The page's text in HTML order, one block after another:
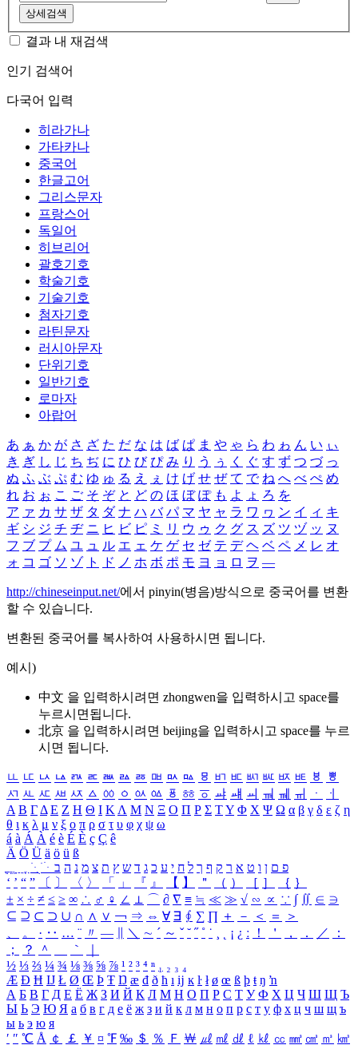
상세검색
결과 내 재검색
인기 검색어
다국어 입력
히라가나
가타카나
중국어
한글고어
그리스문자
프랑스어
독일어
히브리어
괄호기호
학술기호
기술기호
첨자기호
라틴문자
러시아문자
단위기호
일반기호
로마자
아랍어
あ ぁ か が さ ざ た だ な は ば ぱ ま や ゃ ら わ ゎ ん い ぃ
き ぎ し じ ち ぢ に ひ び ぴ み り う ぅ く ぐ す ず つ づ っ
ぬ ふ ぶ ぷ む ゆ ゅ る え ぇ け げ せ ぜ て で ね へ べ ぺ め
れ お ぉ こ ご そ ぞ と ど の ほ ぼ ぽ も よ ょ ろ を
ア ァ カ サ ザ タ ダ ナ ハ バ パ マ ヤ ャ ラ ワ ヮ ン イ ィ キ
ギ シ ジ チ ヂ ニ ヒ ビ ピ ミ リ ウ ゥ ク グ ス ズ ツ ヅ ッ ヌ
フ ブ プ ム ユ ュ ル エ ェ ケ ゲ セ ゼ テ デ ヘ ベ ペ メ レ オ
ォ コ ゴ ソ ゾ ト ド ノ ホ ボ ポ モ ヨ ョ ロ ヲ ―
http://chineseinput.net/에서 pinyin(병음)방식으로 중국어를 변환
할 수 있습니다.
변환된 중국어를 복사하여 사용하시면 됩니다.
예시)
中文 을 입력하시려면 zhongwen을 입력하시고 space를
누르시면됩니다.
北京 을 입력하시려면 beijing을 입력하시고 space를 누르
시면 됩니다.
ㅥ ㅦ ㅧ ㅨ ㅩ ㅪ ㅫ ㅬ ㅭ ㅮ ㅯ ㅰ ㅱ ㅲ ㅳ ㅴ ㅵ ㅶ ㅷ ㅸ
ㅹ
ㅺ ㅻ ㅼ ㅽ ㅾ ㅿ ㆀ ㆁ ㆂ ㆃ ㆄ ㆅ ㆆ ㆇ ㆈ ㆉ ㆊ ㆋ ㆌ ㆍ
ㆎ
Α Β ΓΔ Ε Ζ Η Θ Ι ΚΛ Μ Ν Ξ Ο Π Ρ Σ ΤΥ Φ Χ Ψ Ω α β γ δ ε ζ η
θ ι κ λ μ ν ξ ο π ρ σ τ υ φ χ ψ ω
á à Á À é è É È ç Ç ê
Ä Ö Ü ä ö ü ß
ִֶֹ ֻּ ׁׂ פ ם ן ו ט א ר ק ף ך ל ח י ע כ ג ד ש ץ ת צ מ נ ה ב
‘ ’ “ ” 〔 〕 〈 〉 「 」 『 』 【 】 ＂ （ ） ［ ］ ｛ ｝
± × ÷ ≠ ≤ ≥ ∞ ∴ ♂ ♀ ∠ ⊥ ⌒ ∂ ∇ ≡ ≒ ≪ ≫ √ ∽ ∝ ∵ ∫ ∬ ∈ ∋
⊆ ⊇ ⊂ ⊃ ∪ ∩ ∧ ∨ ￢ ⇒ ⇔ ∀ ∃ ∮ ∑ ∏ ＋ － ＜ ＝
＞
、
。 · ‥ … ¨ 〃 ― ＼ ∼ ´ ～ ˇ ˘ ˝ ˚ ˙ ¸ ¡ ¿ ː ！ ＇ ， ． ／
：
；
？ ＾ ｀
½ ⅓ ⅔ ¼ ¾ ⅛ ⅜ ⅝ ⅞ ¹ ² ³ ⁴ ⁿ ₁ ₂ ₃ ₄
Æ Ð Ħ Ĳ Ł Ø Œ Þ Ŧ Ŋ æ đ ð ħ ı ĳ ĸ ŀ ł ø œ ß þ ŧ ŋ ŉ
А Б В Г Д Е Ё Ж З И Й К Л М Н О П Р С Т У Ф Х Ц Ч Ш Щ Ъ
Ы Ь Э Ю Я а б в г д е ё ж з и й к л м н о п р с т у ф х ц ч ш щ ъ
ы ь э ю я
′ ″ ℃ Å ￠ ￡ ￥ ¤ ℉ ‰ ＄ ％ Ｆ ￦ ㎕ ㎖ ㎗ ℓ ㎘ ㏄ ㎣ ㎤ ㎥ ㎦